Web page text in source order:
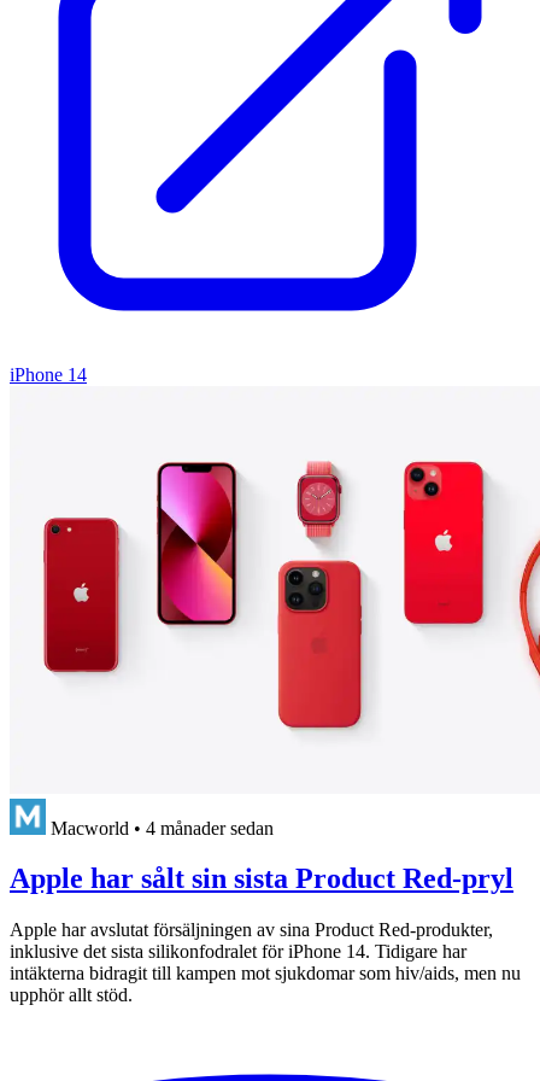
iPhone 14
Macworld • 4 månader sedan
Apple har sålt sin sista Product Red-pryl
Apple har avslutat försäljningen av sina Product Red-produkter,
inklusive det sista silikonfodralet för iPhone 14. Tidigare har
intäkterna bidragit till kampen mot sjukdomar som hiv/aids, men nu
upphör allt stöd.